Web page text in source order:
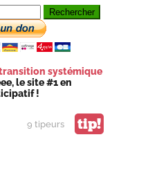
systémique
le site #1 en
!
9 tipeurs tip!